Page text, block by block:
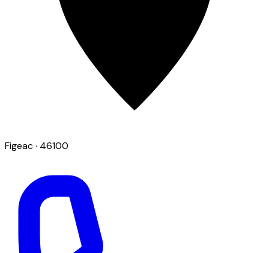
Figeac· 46100